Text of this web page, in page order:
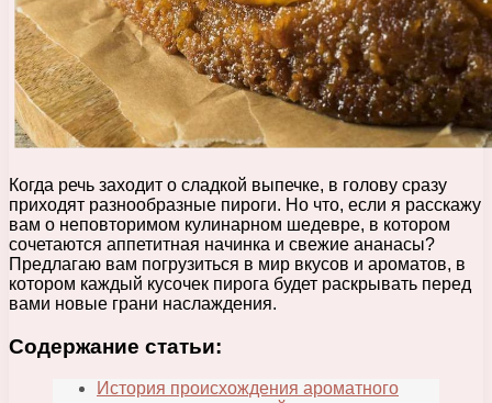
Когда речь заходит о сладкой выпечке, в голову сразу
приходят разнообразные пироги. Но что, если я расскажу
вам о неповторимом кулинарном шедевре, в котором
сочетаются аппетитная начинка и свежие ананасы?
Предлагаю вам погрузиться в мир вкусов и ароматов, в
котором каждый кусочек пирога будет раскрывать перед
вами новые грани наслаждения.
Содержание статьи:
История происхождения ароматного